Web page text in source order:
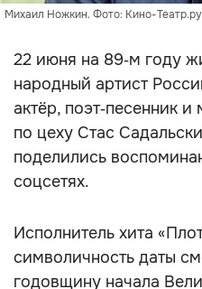
Михаил Ножкин. Фото: Кино-Театр.ру
22 июня на 89‑м году
народный артист
актёр, поэт‑песенник и
по цеху Стас
поделились
соцсетях.
Исполнитель хита
символичность даты
годовщину начала